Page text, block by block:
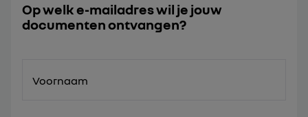
Op welk e-mailadres wil je jouw
documenten ontvangen?
Voornaam